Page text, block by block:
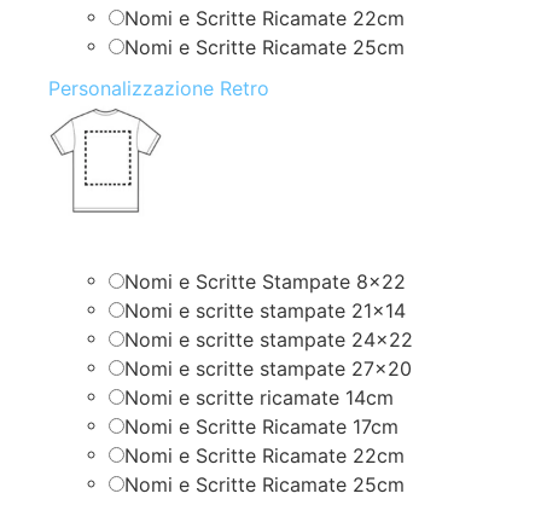
Nomi e Scritte Ricamate 22cm
Nomi e Scritte Ricamate 25cm
Personalizzazione Retro
Nomi e Scritte Stampate 8×22
Nomi e scritte stampate 21×14
Nomi e scritte stampate 24×22
Nomi e scritte stampate 27×20
Nomi e scritte ricamate 14cm
Nomi e Scritte Ricamate 17cm
Nomi e Scritte Ricamate 22cm
Nomi e Scritte Ricamate 25cm